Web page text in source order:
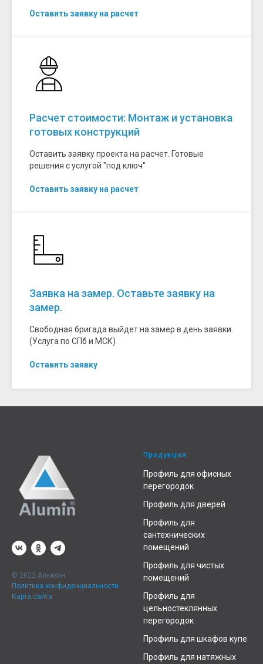
Оставить заявку на расчет
Расчет стоимости: Монтаж и установка
готовых конструкций
Оставить заявку проекта на расчет. Готовые
решения с услугой "под ключ"
Оставить заявку на расчет
Заявка на замер. Оставьте заявку на
замер.
Свободная бригада выйдет на замер в день заявки.
(Услуга по СПб и МСК)
Оставить заявку
© 2022 Алюмин
Политика конфиденциальности
Карта сайта
Продукция
Профиль для офисных
перегородок
Профиль для дверей
Профиль для
сантехнических
помещений
Профиль для чистых
помещений
Профиль для
цельностеклянных
перегородок
Профиль для шкафов купе
Профиль для натяжных